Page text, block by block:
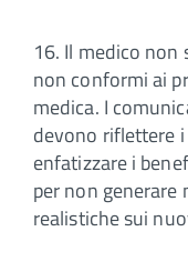
16. Il medico
non conformi ai
medica. I
devono riflettere
enfatizzare i
per non generare
realistiche sui